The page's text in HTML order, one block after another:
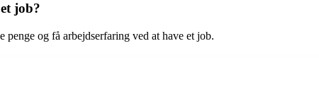
job?
og få arbejdserfaring ved at have et job.